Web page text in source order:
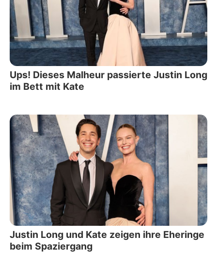
Ups! Dieses Malheur passierte Justin Long
im Bett mit Kate
Justin Long und Kate zeigen ihre Eheringe
beim Spaziergang